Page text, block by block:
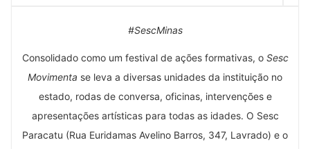
#SescMinas
Consolidado como um festival de ações formativas, o Sesc
Movimenta se leva a diversas unidades da instituição no
estado, rodas de conversa, oficinas, intervenções e
apresentações artísticas para todas as idades. O Sesc
Paracatu (Rua Euridamas Avelino Barros, 347, Lavrado) e o